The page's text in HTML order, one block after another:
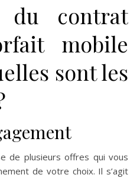
du contrat
mobile
sont les
de plusieurs offres qui vous
de votre choix. Il s’agit